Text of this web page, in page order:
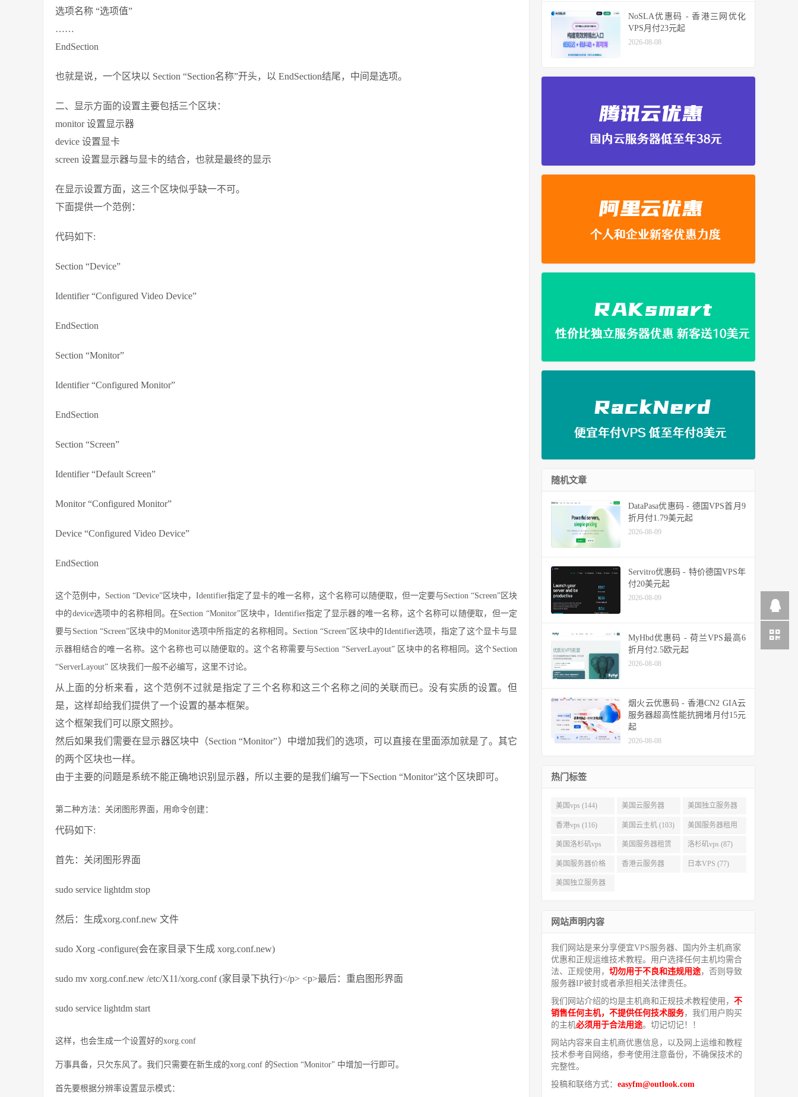
选项名称 “选项值”
……
EndSection
也就是说，一个区块以 Section “Section名称”开头，以 EndSection结尾，中间是选项。
二、显示方面的设置主要包括三个区块：
monitor 设置显示器
device 设置显卡
screen 设置显示器与显卡的结合，也就是最终的显示
在显示设置方面，这三个区块似乎缺一不可。
下面提供一个范例：
代码如下:
Section “Device”
Identifier “Configured Video Device”
EndSection
Section “Monitor”
Identifier “Configured Monitor”
EndSection
Section “Screen”
Identifier “Default Screen”
Monitor “Configured Monitor”
Device “Configured Video Device”
EndSection
这个范例中，Section “Device”区块中，Identifier指定了显卡的唯一名称，这个名称可以随便取，但一定要与Section “Screen”区块
中的device选项中的名称相同。在Section “Monitor”区块中，Identifier指定了显示器的唯一名称，这个名称可以随便取，但一定
要与Section “Screen”区块中的Monitor选项中所指定的名称相同。Section “Screen”区块中的Identifier选项，指定了这个显卡与显
示器相结合的唯一名称。这个名称也可以随便取的。这个名称需要与Section “ServerLayout” 区块中的名称相同。这个Section
“ServerLayout” 区块我们一般不必编写，这里不讨论。
从上面的分析来看，这个范例不过就是指定了三个名称和这三个名称之间的关联而已。没有实质的设置。但
是，这样却给我们提供了一个设置的基本框架。
这个框架我们可以原文照抄。
然后如果我们需要在显示器区块中（Section “Monitor”）中增加我们的选项，可以直接在里面添加就是了。其它
的两个区块也一样。
由于主要的问题是系统不能正确地识别显示器，所以主要的是我们编写一下Section “Monitor”这个区块即可。
第二种方法：关闭图形界面，用命令创建：
代码如下:
首先：关闭图形界面
sudo service lightdm stop
然后：生成xorg.conf.new 文件
sudo Xorg -configure(会在家目录下生成 xorg.conf.new)
sudo mv xorg.conf.new /etc/X11/xorg.conf (家目录下执行)</p> <p>最后：重启图形界面
sudo service lightdm start
这样，也会生成一个设置好的xorg.conf
万事具备，只欠东风了。我们只需要在新生成的xorg.conf 的Section “Monitor” 中增加一行即可。
首先要根据分辨率设置显示模式：
NoSLA优惠码 - 香港三网优化
VPS月付23元起
2026-08-08
随机文章
DataPasa优惠码 - 德国VPS首月9
折月付1.79美元起
2026-08-09
Servitro优惠码 - 特价德国VPS年
付20美元起
2026-08-09
MyHbd优惠码 - 荷兰VPS最高6
折月付2.5欧元起
2026-08-08
烟火云优惠码 - 香港CN2 GIA云
服务器超高性能抗拥堵月付15元
起
2026-08-08
热门标签
美国vps (144) 美国云服务器
(143)
美国独立服务器
(118)
香港vps (116) 美国云主机 (103) 美国服务器租用
(99)
美国洛杉矶vps
(94)
美国服务器租赁
(91)
洛杉矶vps (87)
美国服务器价格
(82)
香港云服务器 日本VPS (77)
美国独立服务器
网站声明内容
我们网站是来分享便宜VPS服务器、国内外主机商家
优惠和正规运维技术教程。用户选择任何主机均需合
法、正规使用， 切勿用于不良和违规用途，否则导致
服务器IP被封或者承担相关法律责任。
我们网站介绍的均是主机商和正规技术教程使用， 不
销售任何主机，不提供任何技术服务，我们用户购买
的主机必须用于合法用途。切记切记！！
网站内容来自主机商优惠信息，以及网上运维和教程
技术参考自网络，参考使用注意备份，不确保技术的
完整性。
投稿和联络方式： easyfm@outlook.com